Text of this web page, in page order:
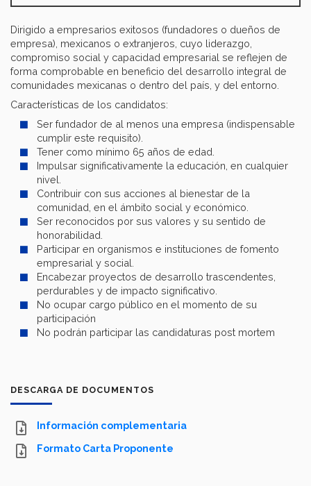
Dirigido a empresarios exitosos (fundadores o dueños de
empresa), mexicanos o extranjeros, cuyo liderazgo,
compromiso social y capacidad empresarial se reflejen de
forma comprobable en beneficio del desarrollo integral de
comunidades mexicanas o dentro del país, y del entorno.
Características de los candidatos:
Ser fundador de al menos una empresa (indispensable
cumplir este requisito).
Tener como mínimo 65 años de edad.
Impulsar significativamente la educación, en cualquier
nivel.
Contribuir con sus acciones al bienestar de la
comunidad, en el ámbito social y económico.
Ser reconocidos por sus valores y su sentido de
honorabilidad.
Participar en organismos e instituciones de fomento
empresarial y social.
Encabezar proyectos de desarrollo trascendentes,
perdurables y de impacto significativo.
No ocupar cargo público en el momento de su
participación
No podrán participar las candidaturas post mortem
DESCARGA DE DOCUMENTOS
Información complementaria
Formato Carta Proponente